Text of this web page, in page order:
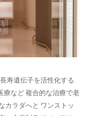
寿遺伝子を活性化する
など 複合的な治療で老
カラダへと ワンストッ